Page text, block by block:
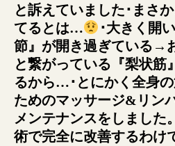
と訴えていました･まさ
てるとは…
･大きく開
節』が開き過ぎている→
と繋がっている『梨状筋
るから…･とにかく全身
ためのマッサージ&リン
メンテナンスをしました
術で完全に改善するわけ